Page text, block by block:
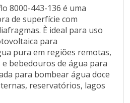
bomba Shurflo 8000-443-
1170 a 2040 litros de água
local de instalação e da
fotovoltaicos permitem
seja instalada em qualquer
inclusive em locais remotos e
de água pode ser ligada
solar fotovoltaico sem a
adicionais.
8000-443-136 é uma
de superfície com
È ideal para uso
para
pura em regiões remotas,
bebedouros de água para
para bombear água doce
reservatórios, lagos